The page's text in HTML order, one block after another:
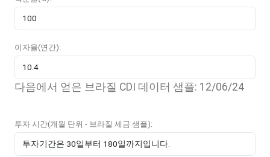
이자율(연간):
다음에서 얻은 브라질 CDI 데이터 샘플: 12/06/24
투자 시간(개월 단위 - 브라질 세금 샘플):